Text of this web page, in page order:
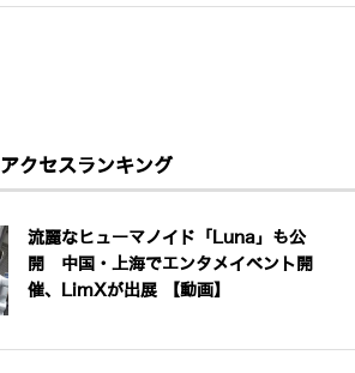
アクセスランキング
流麗なヒューマノイド「Luna」も公
開 中国・上海でエンタメイベント開
催、LimXが出展 【動画】